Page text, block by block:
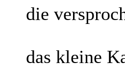
die
das kleine